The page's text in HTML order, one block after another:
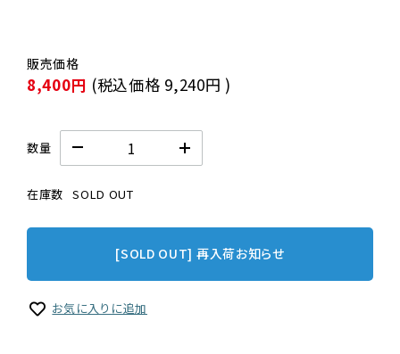
8,400円 (税込価格 9,240円 )
数量
在庫数 SOLD OUT
[SOLD OUT] 再入荷お知らせ
お気に入りに追加